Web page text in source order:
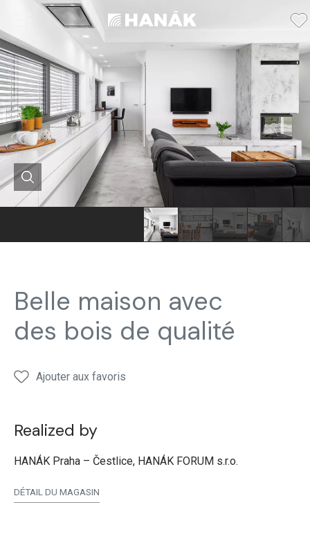
Belle maison avec
des bois de qualité
Ajouter aux favoris
Realized by
HANÁK Praha – Čestlice, HANÁK FORUM s.r.o.
DÉTAIL DU MAGASIN